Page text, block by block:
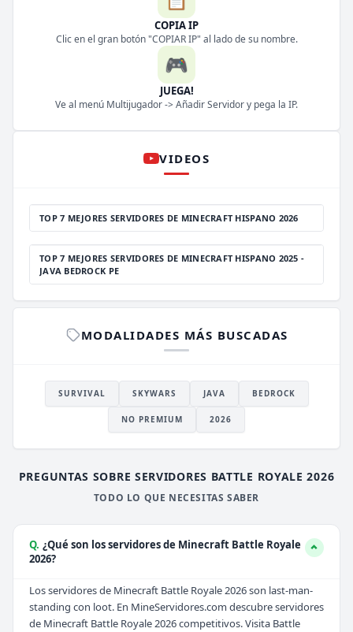
COPIA IP
Clic en el gran botón "COPIAR IP" al lado de su nombre.
🎮
JUEGA!
Ve al menú Multijugador -> Añadir Servidor y pega la IP.
VIDEOS
TOP 7 MEJORES SERVIDORES DE MINECRAFT HISPANO 2026
TOP 7 MEJORES SERVIDORES DE MINECRAFT HISPANO 2025 -
JAVA BEDROCK PE
MODALIDADES MÁS BUSCADAS
SURVIVAL SKYWARS JAVA BEDROCK
NO PREMIUM 2026
PREGUNTAS SOBRE SERVIDORES BATTLE ROYALE 2026
TODO LO QUE NECESITAS SABER
Q. ¿Qué son los servidores de Minecraft Battle Royale
2026?
Los servidores de Minecraft Battle Royale 2026 son last-man-
standing con loot. En MineServidores.com descubre servidores
de Minecraft Battle Royale 2026 competitivos. Visita Battle